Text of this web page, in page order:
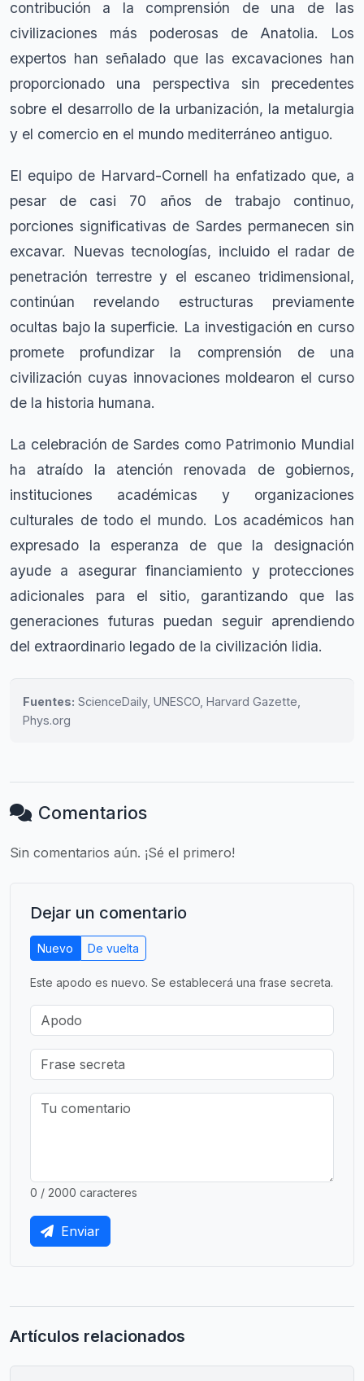
contribución a la comprensión de una de las
civilizaciones más poderosas de Anatolia. Los
expertos han señalado que las excavaciones han
proporcionado una perspectiva sin precedentes
sobre el desarrollo de la urbanización, la metalurgia
y el comercio en el mundo mediterráneo antiguo.
El equipo de Harvard-Cornell ha enfatizado que, a
pesar de casi 70 años de trabajo continuo,
porciones significativas de Sardes permanecen sin
excavar. Nuevas tecnologías, incluido el radar de
penetración terrestre y el escaneo tridimensional,
continúan revelando estructuras previamente
ocultas bajo la superficie. La investigación en curso
promete profundizar la comprensión de una
civilización cuyas innovaciones moldearon el curso
de la historia humana.
La celebración de Sardes como Patrimonio Mundial
ha atraído la atención renovada de gobiernos,
instituciones académicas y organizaciones
culturales de todo el mundo. Los académicos han
expresado la esperanza de que la designación
ayude a asegurar financiamiento y protecciones
adicionales para el sitio, garantizando que las
generaciones futuras puedan seguir aprendiendo
del extraordinario legado de la civilización lidia.
Fuentes: ScienceDaily, UNESCO, Harvard Gazette,
Phys.org
Comentarios
Sin comentarios aún. ¡Sé el primero!
Dejar un comentario
Nuevo De vuelta
Este apodo es nuevo. Se establecerá una frase secreta.
0 / 2000 caracteres
Enviar
Artículos relacionados